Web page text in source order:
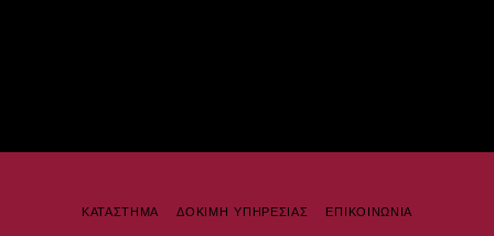
ΚΑΤΆΣΤΗΜΑ ΔΟΚΙΜΗ ΥΠΗΡΕΣΙΑΣ ΕΠΙΚΟΙΝΩΝΙΑ